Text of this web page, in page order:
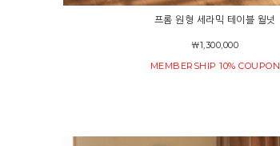
프롬 원형 세라믹 테이블 월넛
￦1,300,000
MEMBERSHIP 10% COUPON